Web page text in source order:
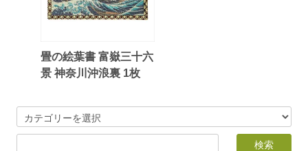
畳の絵葉書 富嶽三十六
景 神奈川沖浪裏 1枚